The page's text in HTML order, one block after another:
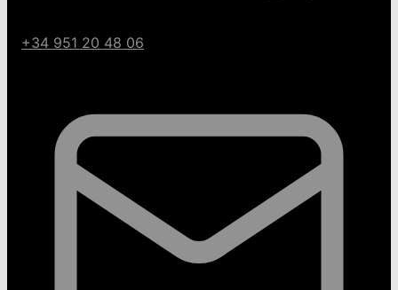
+34 951 20 48 06